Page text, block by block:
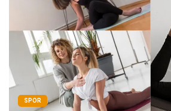
SPOR